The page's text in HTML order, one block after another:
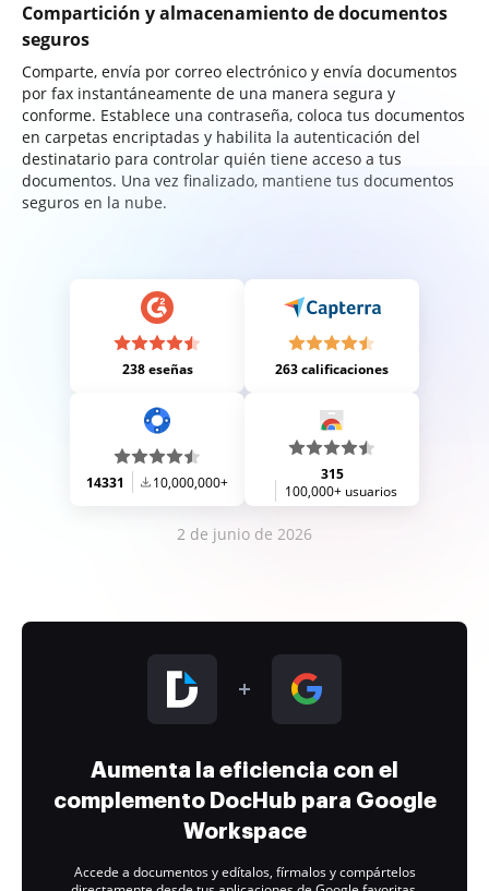
Compartición y almacenamiento de documentos
seguros
Comparte, envía por correo electrónico y envía documentos
por fax instantáneamente de una manera segura y
conforme. Establece una contraseña, coloca tus documentos
en carpetas encriptadas y habilita la autenticación del
destinatario para controlar quién tiene acceso a tus
documentos. Una vez finalizado, mantiene tus documentos
seguros en la nube.
238 eseñas 263 calificaciones
14331 10,000,000+
315
100,000+ usuarios
2 de junio de 2026
Aumenta la eficiencia con el
complemento DocHub para Google
Workspace
Accede a documentos y edítalos, fírmalos y compártelos